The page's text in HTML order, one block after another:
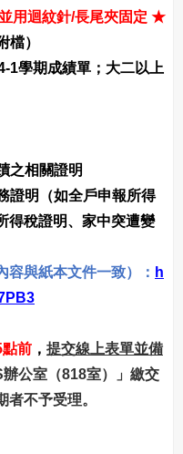
用迴紋針/長尾夾固定 ★
檔）
1學期成績單；大二以上
之相關證明
證明（如全戶申報所得
得稅證明、家中突遭變
容與紙本文件一致）： h
點前 ， 提交線上表單並備
公室（818室）」繳交
不予受理。